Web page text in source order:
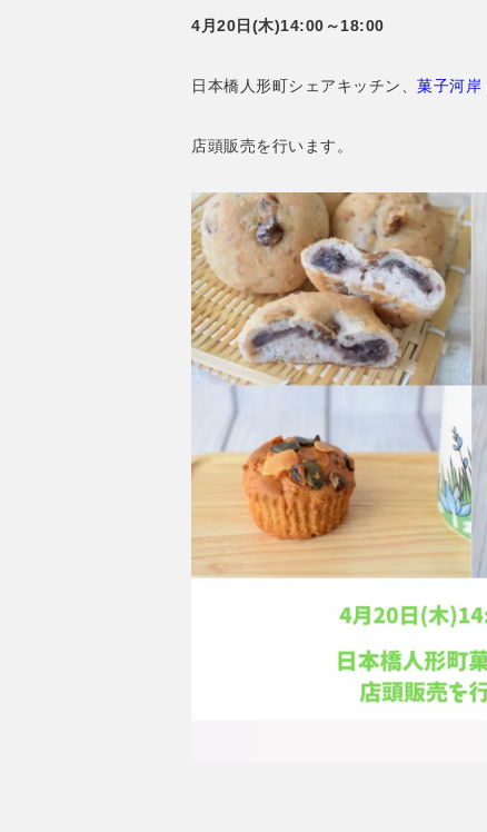
4月20日(木)14:00～18:00
日本橋人形町シェアキッチン、 菓子河岸
店頭販売を行います。